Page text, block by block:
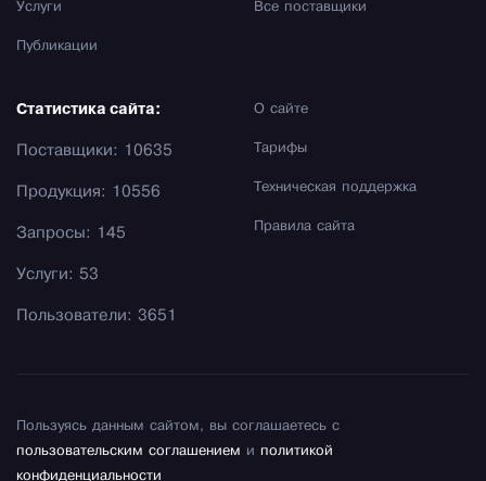
Услуги
Публикации
Все поставщики
О сайте
Тарифы
Техническая поддержка
Правила сайта
Статистика сайта:
Поставщики: 10635
Продукция: 10556
Запросы: 145
Услуги: 53
Пользователи: 3651
Пользуясь данным сайтом, вы соглашаетесь с
пользовательским соглашением и политикой
конфиденциальности